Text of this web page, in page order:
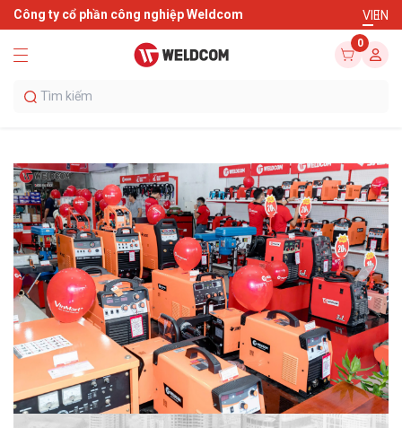
Công ty cổ phần công nghiệp Weldcom VIEN
0